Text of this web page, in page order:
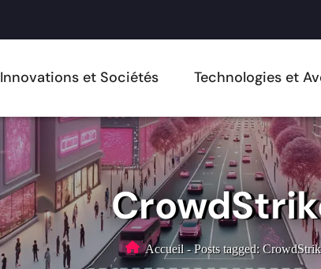
Innovations et Sociétés Technologies et
Accueil - Posts tagged: